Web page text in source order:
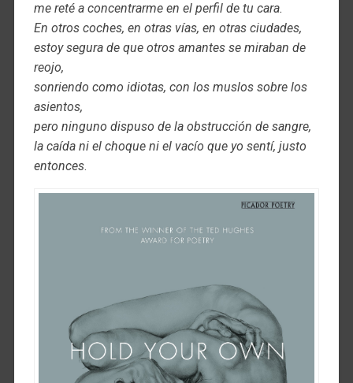
me reté a concentrarme en el perfil de tu cara.
En otros coches, en otras vías, en otras ciudades,
estoy segura de que otros amantes se miraban de
reojo,
sonriendo como idiotas, con los muslos sobre los
asientos,
pero ninguno dispuso de la obstrucción de sangre,
la caída ni el choque ni el vacío que yo sentí, justo
entonces.